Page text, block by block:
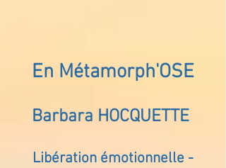
En Métamorph'OSE
Barbara HOCQUETTE
Libération émotionnelle -